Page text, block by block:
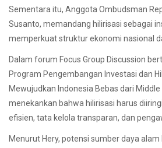
Sementara itu, Anggota Ombudsman
Susanto, memandang hilirisasi sebagai
memperkuat struktur ekonomi nasional
Dalam forum Focus Group Discussion
Program Pengembangan Investasi dan
Mewujudkan Indonesia Bebas dari Middle
menekankan bahwa hilirisasi harus
efisien, tata kelola transparan, dan
Menurut Hery, potensi sumber daya